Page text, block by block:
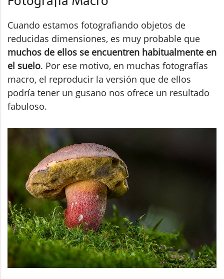
Cuando estamos fotografiando objetos de
reducidas dimensiones, es muy probable que
muchos de ellos se encuentren habitualmente en
el suelo. Por ese motivo, en muchas fotografías
macro, el reproducir la versión que de ellos
podría tener un gusano nos ofrece un resultado
fabuloso.